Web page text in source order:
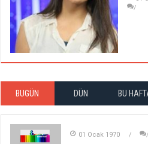
BUGÜN DÜN BU
01 Ocak 1970